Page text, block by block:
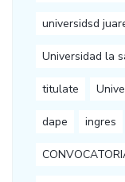
universidsd
Universidad la
titulate
dape ingres